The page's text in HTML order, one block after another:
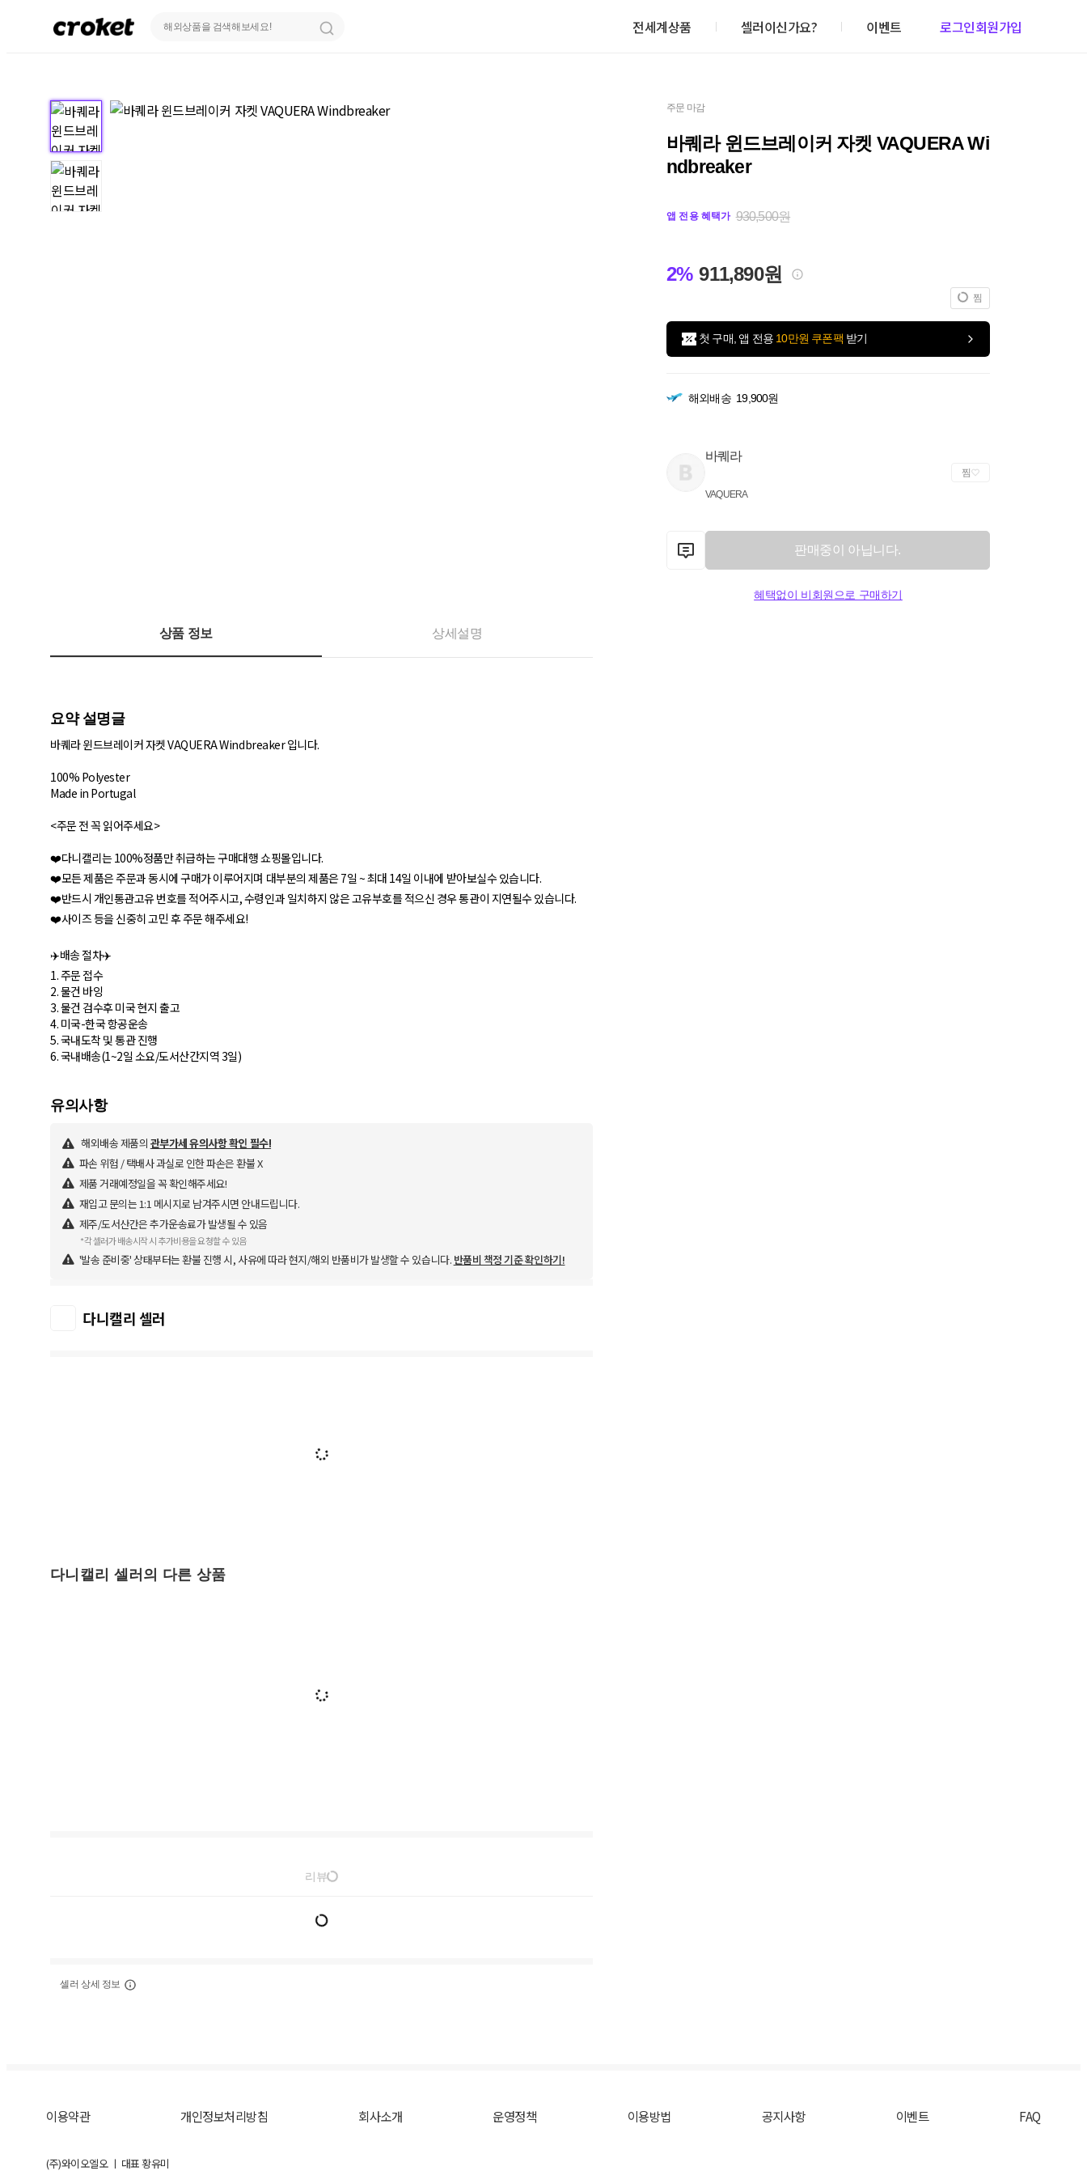
전세계상품 셀러이신가요? 이벤트 로그인회원가입
주문 마감
바퀘라 윈드브레이커 자켓 VAQUERA Wi
ndbreaker
앱 전용 혜택가 930,500원
2% 911,890원
찜
첫 구매, 앱 전용 10만원 쿠폰팩 받기
해외배송 19,900원
바퀘라
VAQUERA
찜
판매중이 아닙니다.
혜택없이 비회원으로 구매하기
상품 정보 상세설명
요약 설명글
바퀘라 윈드브레이커 자켓 VAQUERA Windbreaker 입니다.
100% Polyester
Made in Portugal
<주문 전 꼭 읽어주세요>
❤️다니캘리는 100%정품만 취급하는 구매대행 쇼핑몰입니다.
❤️모든 제품은 주문과 동시에 구매가 이루어지며 대부분의 제품은 7일 ~ 최대 14일 이내에 받아보실수 있습니다.
❤️반드시 개인통관고유 번호를 적어주시고, 수령인과 일치하지 않은 고유부호를 적으신 경우 통관이 지연될수 있습니다.
❤️사이즈 등을 신중히 고민 후 주문 해주세요!
✈️배송 절차✈️
1. 주문 접수
2. 물건 바잉
3. 물건 검수후 미국 현지 출고
4. 미국-한국 항공운송
5. 국내도착 및 통관 진행
6. 국내배송(1~2일 소요/도서산간지역 3일)
유의사항
해외배송 제품의 관부가세 유의사항 확인 필수!
파손 위험 / 택배사 과실로 인한 파손은 환불 X
제품 거래예정일을 꼭 확인해주세요!
재입고 문의는 1:1 메시지로 남겨주시면 안내드립니다.
제주/도서산간은 추가운송료가 발생될 수 있음
*각 셀러가 배송시작 시 추가비용을 요청할 수 있음
'발송 준비중' 상태부터는 환불 진행 시, 사유에 따라 현지/해외 반품비가 발생할 수 있습니다. 반품비 책정 기준 확인하기!
다니캘리 셀러
다니캘리 셀러의 다른 상품
리뷰
셀러 상세 정보
이용약관 개인정보처리방침 회사소개 운영정책 이용방법 공지사항 이벤트 FAQ
(주)와이오엘오 ㅣ 대표 황유미